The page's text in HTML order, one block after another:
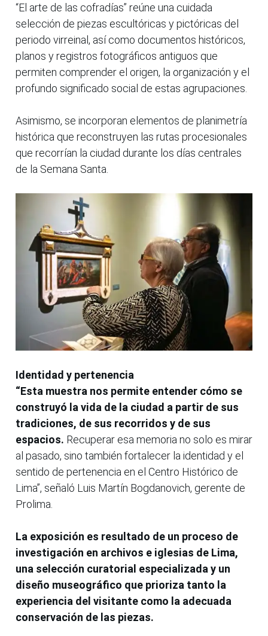
“El arte de las cofradías” reúne una cuidada
selección de piezas escultóricas y pictóricas del
periodo virreinal, así como documentos históricos,
planos y registros fotográficos antiguos que
permiten comprender el origen, la organización y el
profundo significado social de estas agrupaciones.
Asimismo, se incorporan elementos de planimetría
histórica que reconstruyen las rutas procesionales
que recorrían la ciudad durante los días centrales
de la Semana Santa.
Identidad y pertenencia
“Esta muestra nos permite entender cómo se
construyó la vida de la ciudad a partir de sus
tradiciones, de sus recorridos y de sus
espacios. Recuperar esa memoria no solo es mirar
al pasado, sino también fortalecer la identidad y el
sentido de pertenencia en el Centro Histórico de
Lima”, señaló Luis Martín Bogdanovich, gerente de
Prolima.
La exposición es resultado de un proceso de
investigación en archivos e iglesias de Lima,
una selección curatorial especializada y un
diseño museográfico que prioriza tanto la
experiencia del visitante como la adecuada
conservación de las piezas.